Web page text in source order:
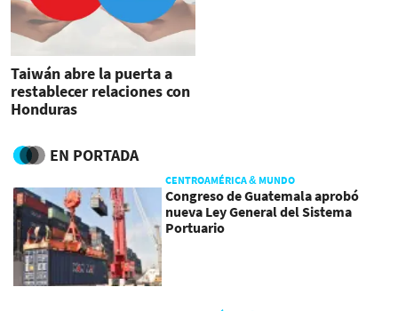
Taiwán abre la puerta a
restablecer relaciones con
Honduras
EN PORTADA
CENTROAMÉRICA & MUNDO
Congreso de Guatemala aprobó
nueva Ley General del Sistema
Portuario